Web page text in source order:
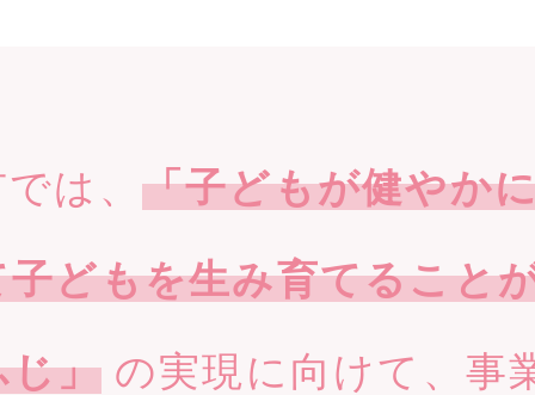
は、 「子どもが健や
子どもを生み育てること
」の実現に向けて、事